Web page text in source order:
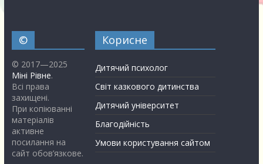
©
© 2017—2025
Міні Рівне.
Всі права
захищені.
При копіюванні
матеріалів
активне
посилання на
сайт обов’язкове.
Корисне
Дитячий психолог
Світ казкового дитинства
Дитячий університет
Благодійність
Умови користування сайтом